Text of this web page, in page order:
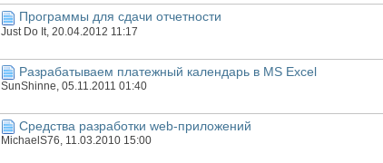
Программы для сдачи отчетности
Just Do It , 20.04.2012 11:17
Разрабатываем платежный календарь в MS Excel
SunShinne, 05.11.2011 01:40
Средства разработки web-приложений
MichaelS76, 11.03.2010 15:00